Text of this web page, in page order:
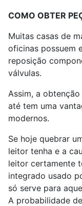
COMO OBTER
Muitas casas de
oficinas possuem
reposição
válvulas.
Assim, a
até tem uma
modernos.
Se hoje quebrar
leitor tenha e a
leitor certamente
integrado usado
só serve para
A probabilidade